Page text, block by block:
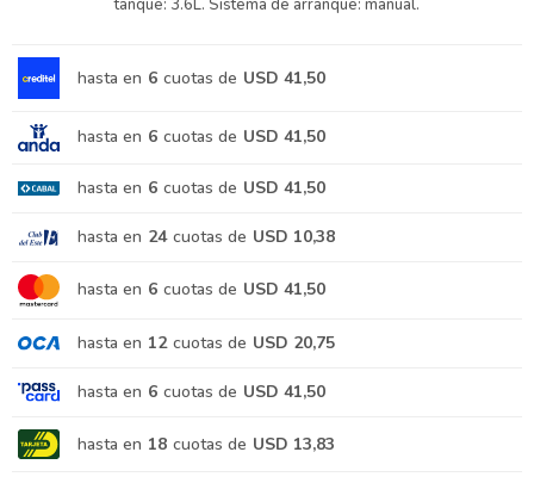
tanque: 3.6L. Sistema de arranque: manual.
hasta en 6 cuotas de USD 41,50
hasta en 6 cuotas de USD 41,50
hasta en 6 cuotas de USD 41,50
hasta en 24 cuotas de USD 10,38
hasta en 6 cuotas de USD 41,50
hasta en 12 cuotas de USD 20,75
hasta en 6 cuotas de USD 41,50
hasta en 18 cuotas de USD 13,83